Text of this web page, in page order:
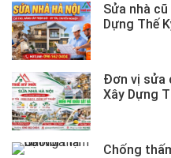
Sửa nhà
Dựng Thế
Đơn vị sửa
Xây Dựng
Chống